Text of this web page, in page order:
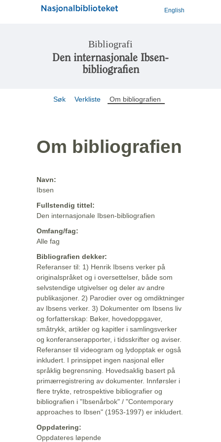
English
Bibliografi
Den internasjonale Ibsen-
bibliografien
Søk Verkliste Om bibliografien
Om bibliografien
Navn:
Ibsen
Fullstendig tittel:
Den internasjonale Ibsen-bibliografien
Omfang/fag:
Alle fag
Bibliografien dekker:
Referanser til: 1) Henrik Ibsens verker på
originalspråket og i oversettelser, både som
selvstendige utgivelser og deler av andre
publikasjoner. 2) Parodier over og omdiktninger
av Ibsens verker. 3) Dokumenter om Ibsens liv
og forfatterskap: Bøker, hovedoppgaver,
småtrykk, artikler og kapitler i samlingsverker
og konferanserapporter, i tidsskrifter og aviser.
Referanser til videogram og lydopptak er også
inkludert. I prinsippet ingen nasjonal eller
språklig begrensning. Hovedsaklig basert på
primærregistrering av dokumenter. Innførsler i
flere trykte, retrospektive bibliografier og
bibliografien i "Ibsenårbok" / "Contemporary
approaches to Ibsen" (1953-1997) er inkludert.
Oppdatering:
Oppdateres løpende